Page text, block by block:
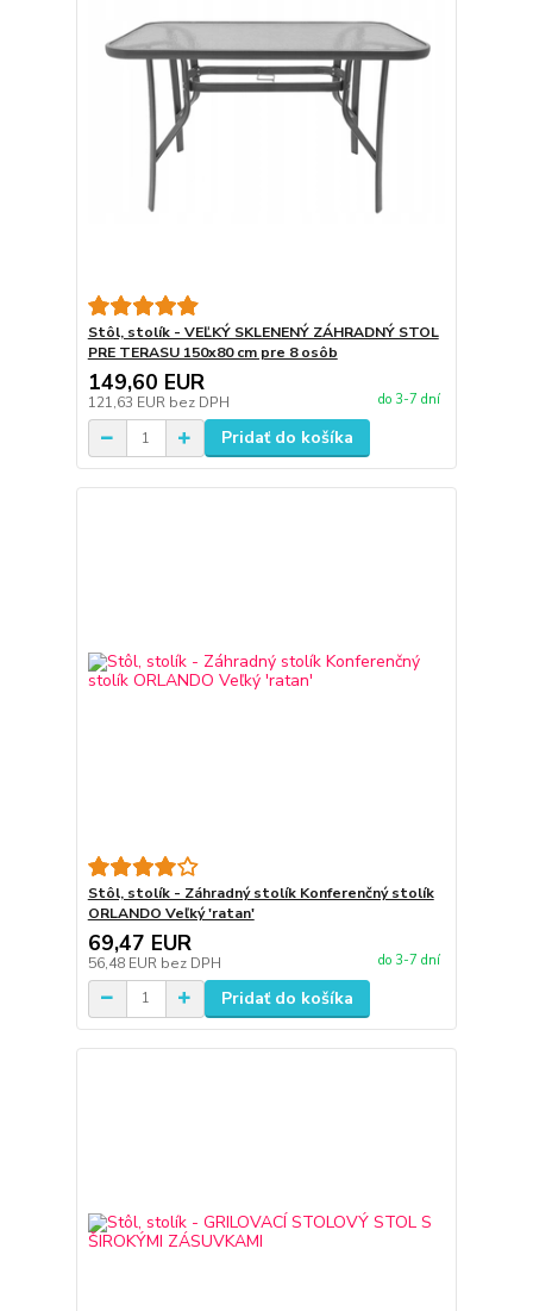
Stôl, stolík - VEĽKÝ SKLENENÝ ZÁHRADNÝ STOL
PRE TERASU 150x80 cm pre 8 osôb
149,60 EUR
121,63 EUR bez DPH do 3-7 dní
Pridať do košíka
Stôl, stolík - Záhradný stolík Konferenčný stolík
ORLANDO Veľký 'ratan'
69,47 EUR
56,48 EUR bez DPH do 3-7 dní
Pridať do košíka